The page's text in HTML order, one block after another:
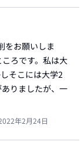
をお願いしま
ろです。私は大
そこには大学2
りましたが、一
年2月24日